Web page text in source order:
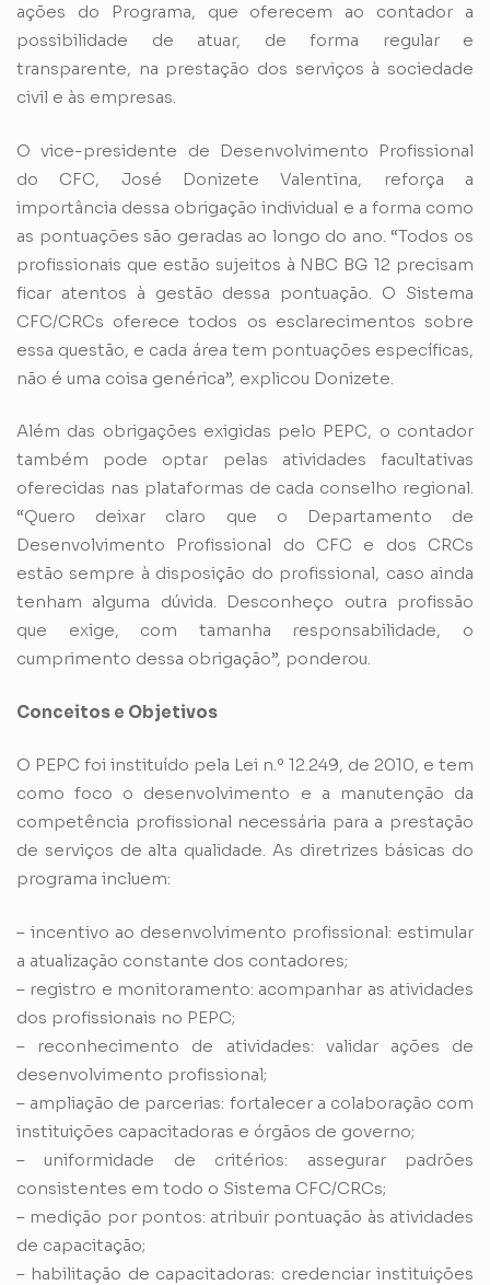
ações do Programa, que oferecem ao contador a
possibilidade de atuar, de forma regular e
transparente, na prestação dos serviços à sociedade
civil e às empresas.
O vice-presidente de Desenvolvimento Profissional
do CFC, José Donizete Valentina, reforça a
importância dessa obrigação individual e a forma como
as pontuações são geradas ao longo do ano. “Todos os
profissionais que estão sujeitos à NBC BG 12 precisam
ficar atentos à gestão dessa pontuação. O Sistema
CFC/CRCs oferece todos os esclarecimentos sobre
essa questão, e cada área tem pontuações específicas,
não é uma coisa genérica”, explicou Donizete.
Além das obrigações exigidas pelo PEPC, o contador
também pode optar pelas atividades facultativas
oferecidas nas plataformas de cada conselho regional.
“Quero deixar claro que o Departamento de
Desenvolvimento Profissional do CFC e dos CRCs
estão sempre à disposição do profissional, caso ainda
tenham alguma dúvida. Desconheço outra profissão
que exige, com tamanha responsabilidade, o
cumprimento dessa obrigação”, ponderou.
Conceitos e Objetivos
O PEPC foi instituído pela Lei n.º 12.249, de 2010, e tem
como foco o desenvolvimento e a manutenção da
competência profissional necessária para a prestação
de serviços de alta qualidade. As diretrizes básicas do
programa incluem:
– incentivo ao desenvolvimento profissional: estimular
a atualização constante dos contadores;
– registro e monitoramento: acompanhar as atividades
dos profissionais no PEPC;
– reconhecimento de atividades: validar ações de
desenvolvimento profissional;
– ampliação de parcerias: fortalecer a colaboração com
instituições capacitadoras e órgãos de governo;
– uniformidade de critérios: assegurar padrões
consistentes em todo o Sistema CFC/CRCs;
– medição por pontos: atribuir pontuação às atividades
de capacitação;
– habilitação de capacitadoras: credenciar instituições